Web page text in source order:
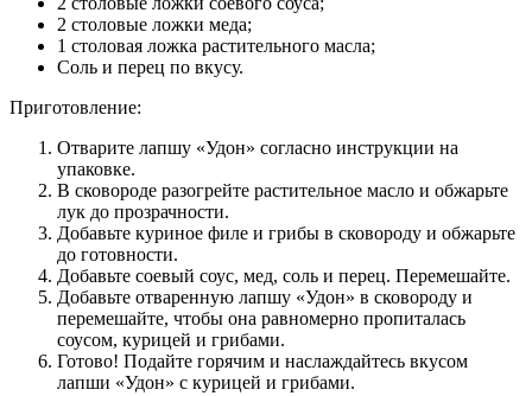
2 столовые ложки меда;
1 столовая ложка растительного масла;
Соль и перец по вкусу.
Приготовление:
Отварите лапшу «Удон» согласно инструкции на
упаковке.
В сковороде разогрейте растительное масло и обжарьте
лук до прозрачности.
Добавьте куриное филе и грибы в сковороду и обжарьте
до готовности.
Добавьте соевый соус, мед, соль и перец. Перемешайте.
Добавьте отваренную лапшу «Удон» в сковороду и
перемешайте, чтобы она равномерно пропиталась
соусом, курицей и грибами.
Готово! Подайте горячим и наслаждайтесь вкусом
лапши «Удон» с курицей и грибами.